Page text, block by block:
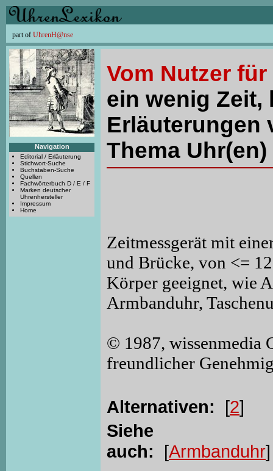
part of UhrenH@nse
Navigation
Editorial / Erläuterung
Stichwort-Suche
Buchstaben-Suche
Quellen
Fachwörterbuch D / E / F
Marken deutscher
Uhrenhersteller
Impressum
Home
Vom Nutzer
ein wenig Zeit,
Erläuterungen
Thema
Zeitmessgerät mit
und Brücke, von <=
Körper geeignet, wie
Armbanduhr,
© 1987, wissenmedia
freundlicher
Alternativen: [2]
Siehe
auch: [Armbanduhr